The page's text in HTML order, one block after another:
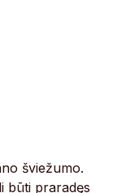
šviežumo.
būti praradęs